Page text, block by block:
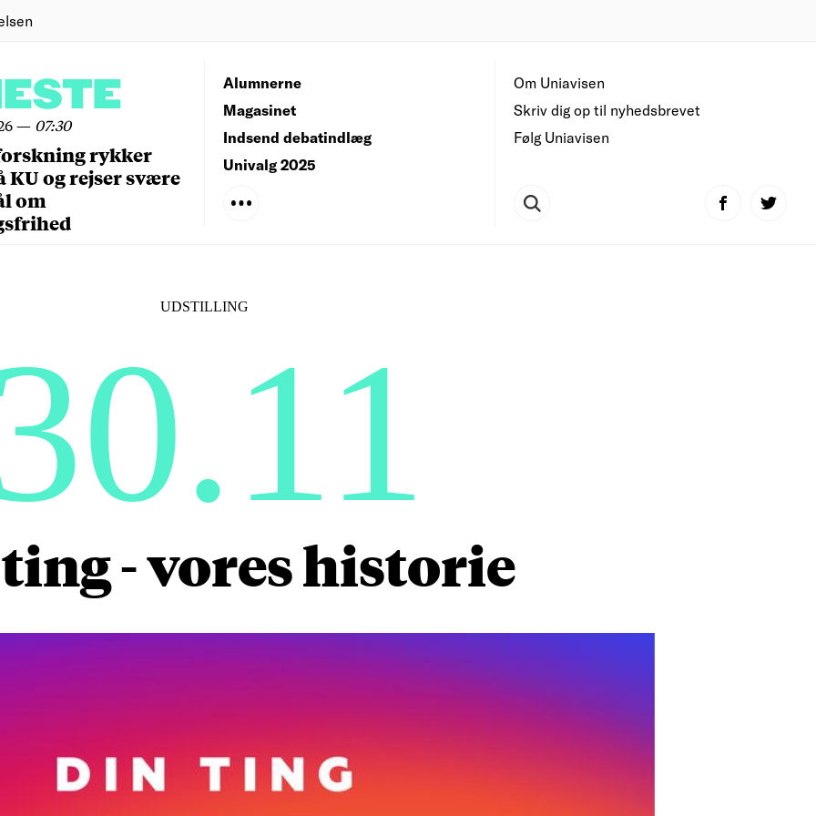
— 07:30
rykker
KU og rejser svære
om
Om Uniavisen
Skriv dig op til nyhedsbrevet
Følg Uniavisen
Alumnerne
Magasinet
Indsend debatindlæg
Univalg 2025
UDSTILLING
- vores historie